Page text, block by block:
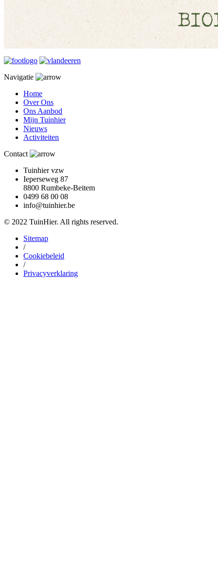
Navigatie
Home
Over Ons
Ons Aanbod
Mijn Tuinhier
Nieuws
Activiteiten
Contact
Tuinhier vzw
Ieperseweg 87
8800 Rumbeke-Beitem
0499 68 00 08
info@tuinhier.be
© 2022 TuinHier. All rights reserved.
Sitemap
/
Cookiebeleid
/
Privacyverklaring